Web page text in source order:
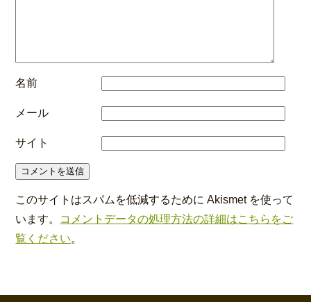
名前
メール
サイト
このサイトはスパムを低減するために Akismet を使って
います。 コメントデータの処理方法の詳細はこちらをご
覧ください。